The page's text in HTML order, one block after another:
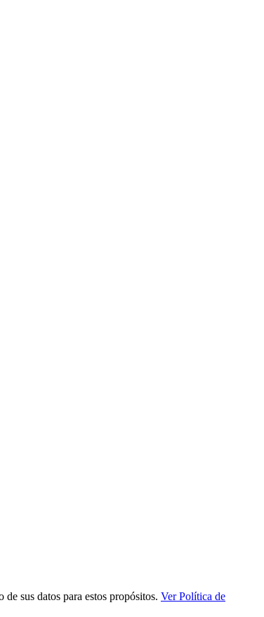
sus datos para estos propósitos. Ver Política de